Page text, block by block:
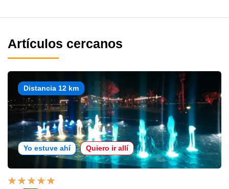
Artículos cercanos
Distancia 12 km
Yo estuve ahí Quiero ir allí